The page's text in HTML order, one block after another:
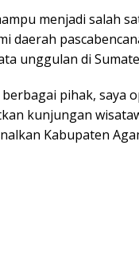
menjadi salah
daerah
unggulan di
pihak, saya
kunjungan
Kabupaten